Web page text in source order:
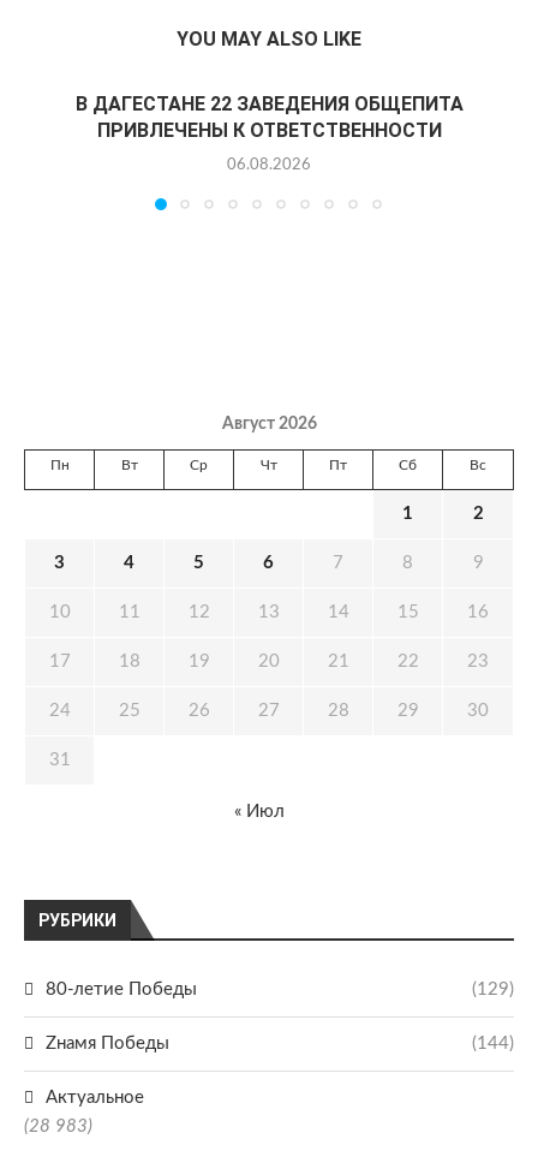
YOU MAY ALSO LIKE
В ДАГЕСТАНЕ 22 ЗАВЕДЕНИЯ ОБЩЕПИТА
ПРИВЛЕЧЕНЫ К ОТВЕТСТВЕННОСТИ
06.08.2026
РУБРИКИ
80-летие Победы (129)
Zнамя Победы (144)
Актуальное
(28 983)
Август 2026
Пн Вт Ср Чт Пт Сб Вс
1 2
3 4 5 6 7 8 9
10 11 12 13 14 15 16
17 18 19 20 21 22 23
24 25 26 27 28 29 30
31
« Июл